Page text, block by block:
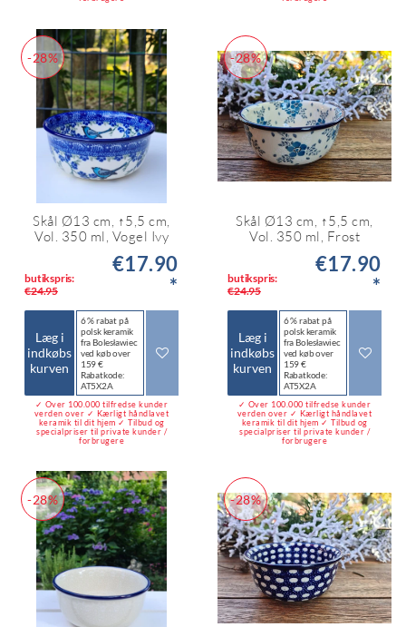
-28%
Skål Ø13 cm, ↑5,5 cm,
Vol. 350 ml, Vogel Ivy
butikspris:
€24.95
€17.90
*
Læg i
indkøbs
kurven
6 % rabat på
polsk keramik
fra Bolesławiec
ved køb over
159 €
Rabatkode:
AT5X2A
✓ Over 100.000 tilfredse kunder
verden over ✓ Kærligt håndlavet
keramik til dit hjem ✓ Tilbud og
specialpriser til private kunder /
forbrugere
-28%
Skål Ø13 cm, ↑5,5 cm,
Vol. 350 ml, Frost
butikspris:
€24.95
€17.90
*
Læg i
indkøbs
kurven
6 % rabat på
polsk keramik
fra Bolesławiec
ved køb over
159 €
Rabatkode:
AT5X2A
✓ Over 100.000 tilfredse kunder
verden over ✓ Kærligt håndlavet
keramik til dit hjem ✓ Tilbud og
specialpriser til private kunder /
forbrugere
-28% -28%